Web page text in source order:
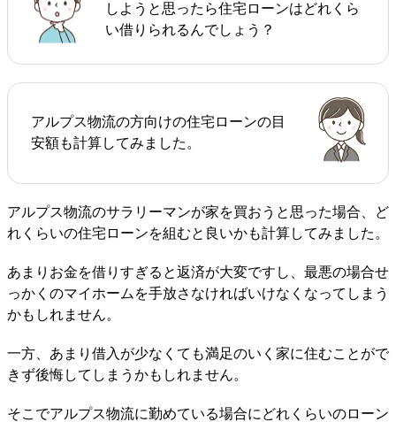
しようと思ったら住宅ローンはどれくら
い借りられるんでしょう？
アルプス物流の方向けの住宅ローンの目
安額も計算してみました。
アルプス物流のサラリーマンが家を買おうと思った場合、ど
れくらいの住宅ローンを組むと良いかも計算してみました。
あまりお金を借りすぎると返済が大変ですし、最悪の場合せ
っかくのマイホームを手放さなければいけなくなってしまう
かもしれません。
一方、あまり借入が少なくても満足のいく家に住むことがで
きず後悔してしまうかもしれません。
そこでアルプス物流に勤めている場合にどれくらいのローン